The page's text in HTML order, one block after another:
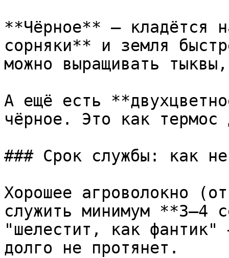
**Чёрное** — кладётся
сорняки** и земля
можно выращивать
А ещё есть
чёрное. Это как термос
### Срок службы: как
Хорошее агроволокно
служить минимум **3–4
"шелестит, как
долго не протянет.